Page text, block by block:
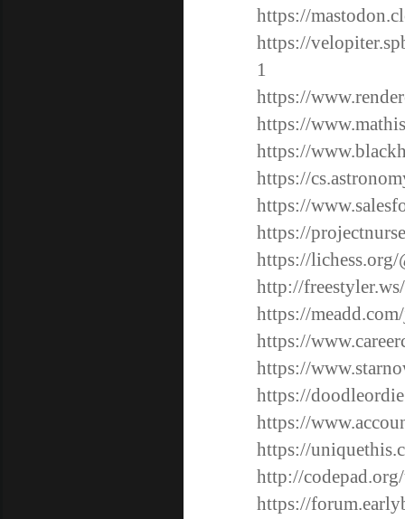
https://
https://
1
https://
https://
https://
https://
https://
https://
https://
http://
https://
https://
https://
https://
https://
https://
http://
https://